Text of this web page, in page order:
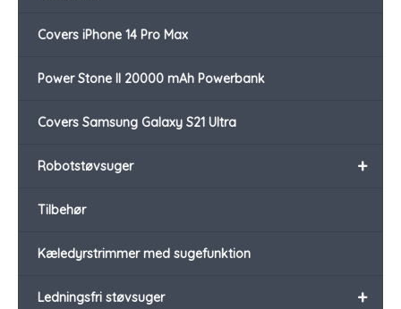
Covers iPhone 14 Pro Max
Power Stone II 20000 mAh Powerbank
Covers Samsung Galaxy S21 Ultra
+
Robotstøvsuger
Tilbehør
Kæledyrstrimmer med sugefunktion
+
Ledningsfri støvsuger